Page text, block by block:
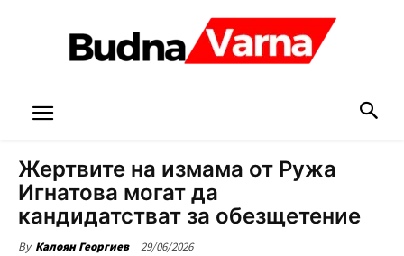
Жертвите на измама от Ружа
Игнатова могат да
кандидатстват за обезщетение
By Калоян Георгиев 29/06/2026